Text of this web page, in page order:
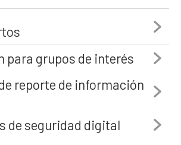
para grupos de interés
reporte de información
de seguridad digital